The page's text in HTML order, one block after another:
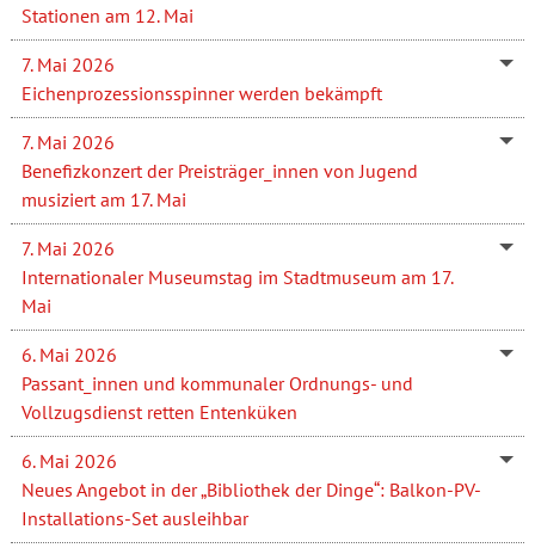
Stationen am 12. Mai
7. Mai 2026
Eichenprozessionsspinner werden bekämpft
7. Mai 2026
Benefizkonzert der Preisträger_innen von Jugend
musiziert am 17. Mai
7. Mai 2026
Internationaler Museumstag im Stadtmuseum am 17.
Mai
6. Mai 2026
Passant_innen und kommunaler Ordnungs- und
Vollzugsdienst retten Entenküken
6. Mai 2026
Neues Angebot in der „Bibliothek der Dinge“: Balkon-PV-
Installations-Set ausleihbar